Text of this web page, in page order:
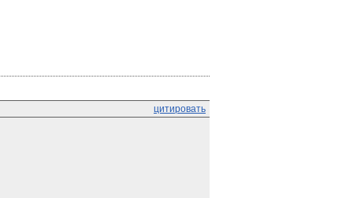
цитировать